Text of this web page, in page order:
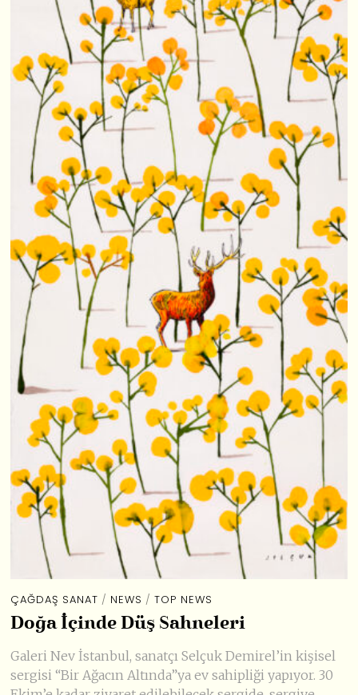
ÇAĞDAŞ SANAT / NEWS / TOP NEWS
Doğa İçinde Düş Sahneleri
Galeri Nev İstanbul, sanatçı Selçuk Demirel’in kişisel
sergisi “Bir Ağacın Altında”ya ev sahipliği yapıyor. 30